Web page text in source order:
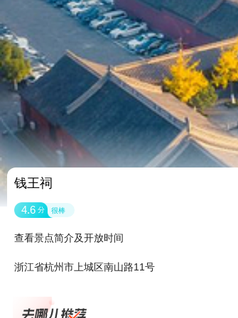
钱王祠
4.6 分 很棒
查看景点简介及开放时间
浙江省杭州市上城区南山路11号